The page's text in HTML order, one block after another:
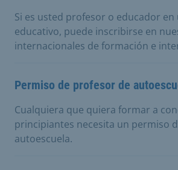
Si es usted profesor o educador
educativo, puede inscribirse en
internacionales de formación e
Permiso de profesor de
Cualquiera que quiera formar a
principiantes necesita un permiso
autoescuela.